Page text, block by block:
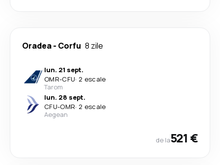
Oradea- Corfu 8 zile
lun. 21 sept.
OMR-CFU· 2 escale
Tarom
lun. 28 sept.
CFU-OMR· 2 escale
Aegean
de la521 €